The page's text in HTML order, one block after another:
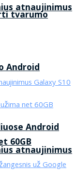
tvarumo
atnaujinimus
atnaujinimus
Android
Android
60GB